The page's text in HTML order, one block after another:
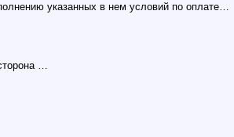
указанных в нем условий по оплате…
…